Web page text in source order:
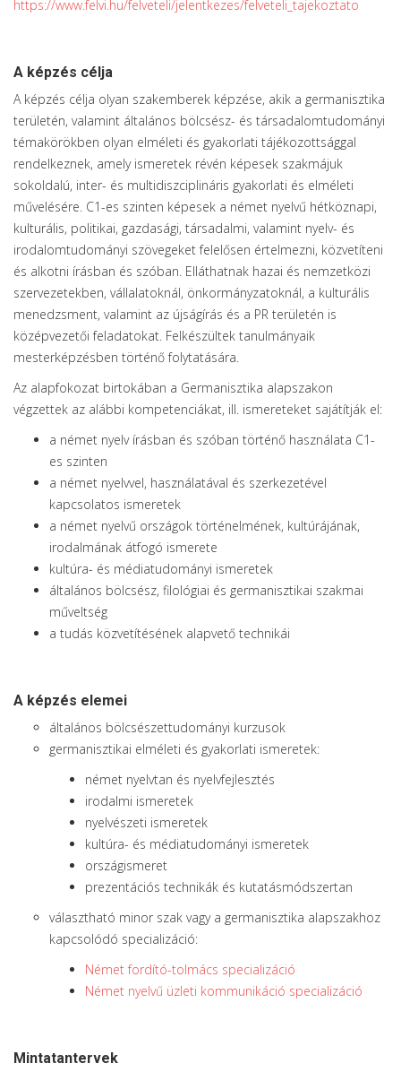
https://www.felvi.hu/felveteli/jelentkezes/felveteli_tajekoztato
A képzés célja
A képzés célja olyan szakemberek képzése, akik a germanisztika
területén, valamint általános bölcsész- és társadalomtudományi
témakörökben olyan elméleti és gyakorlati tájékozottsággal
rendelkeznek, amely ismeretek révén képesek szakmájuk
sokoldalú, inter- és multidiszciplináris gyakorlati és elméleti
művelésére. C1-es szinten képesek a német nyelvű hétköznapi,
kulturális, politikai, gazdasági, társadalmi, valamint nyelv- és
irodalomtudományi szövegeket felelősen értelmezni, közvetíteni
és alkotni írásban és szóban. Elláthatnak hazai és nemzetközi
szervezetekben, vállalatoknál, önkormányzatoknál, a kulturális
menedzsment, valamint az újságírás és a PR területén is
középvezetői feladatokat. Felkészültek tanulmányaik
mesterképzésben történő folytatására.
Az alapfokozat birtokában a Germanisztika alapszakon
végzettek az alábbi kompetenciákat, ill. ismereteket sajátítják el:
a német nyelv írásban és szóban történő használata C1-
es szinten
a német nyelvvel, használatával és szerkezetével
kapcsolatos ismeretek
a német nyelvű országok történelmének, kultúrájának,
irodalmának átfogó ismerete
kultúra- és médiatudományi ismeretek
általános bölcsész, filológiai és germanisztikai szakmai
műveltség
a tudás közvetítésének alapvető technikái
A képzés elemei
általános bölcsészettudományi kurzusok
germanisztikai elméleti és gyakorlati ismeretek:
német nyelvtan és nyelvfejlesztés
irodalmi ismeretek
nyelvészeti ismeretek
kultúra- és médiatudományi ismeretek
országismeret
prezentációs technikák és kutatásmódszertan
választható minor szak vagy a germanisztika alapszakhoz
kapcsolódó specializáció:
Német fordító-tolmács specializáció
Német nyelvű üzleti kommunikáció specializáció
Mintatantervek